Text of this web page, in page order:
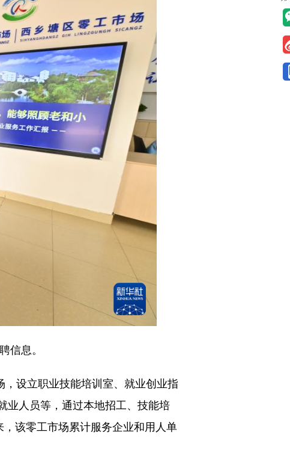
息。
设立职业技能培训室、就业创业指
业人员等，通过本地招工、技能培
该零工市场累计服务企业和用人单